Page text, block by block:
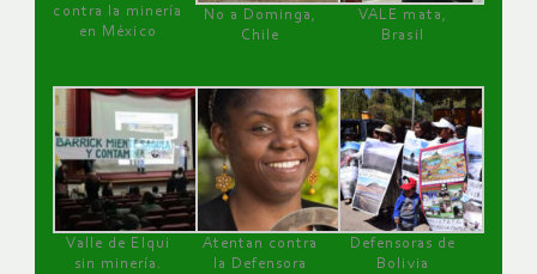
contra la minería
en México
No a Dominga,
Chile
VALE mata,
Brasil
Valle de Elqui
sin minería.
Atentan contra
la Defensora
Defensoras de
Bolivia